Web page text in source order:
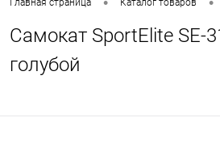
Главная страница Каталог товаров
Самокат SportElite SE-
голубой